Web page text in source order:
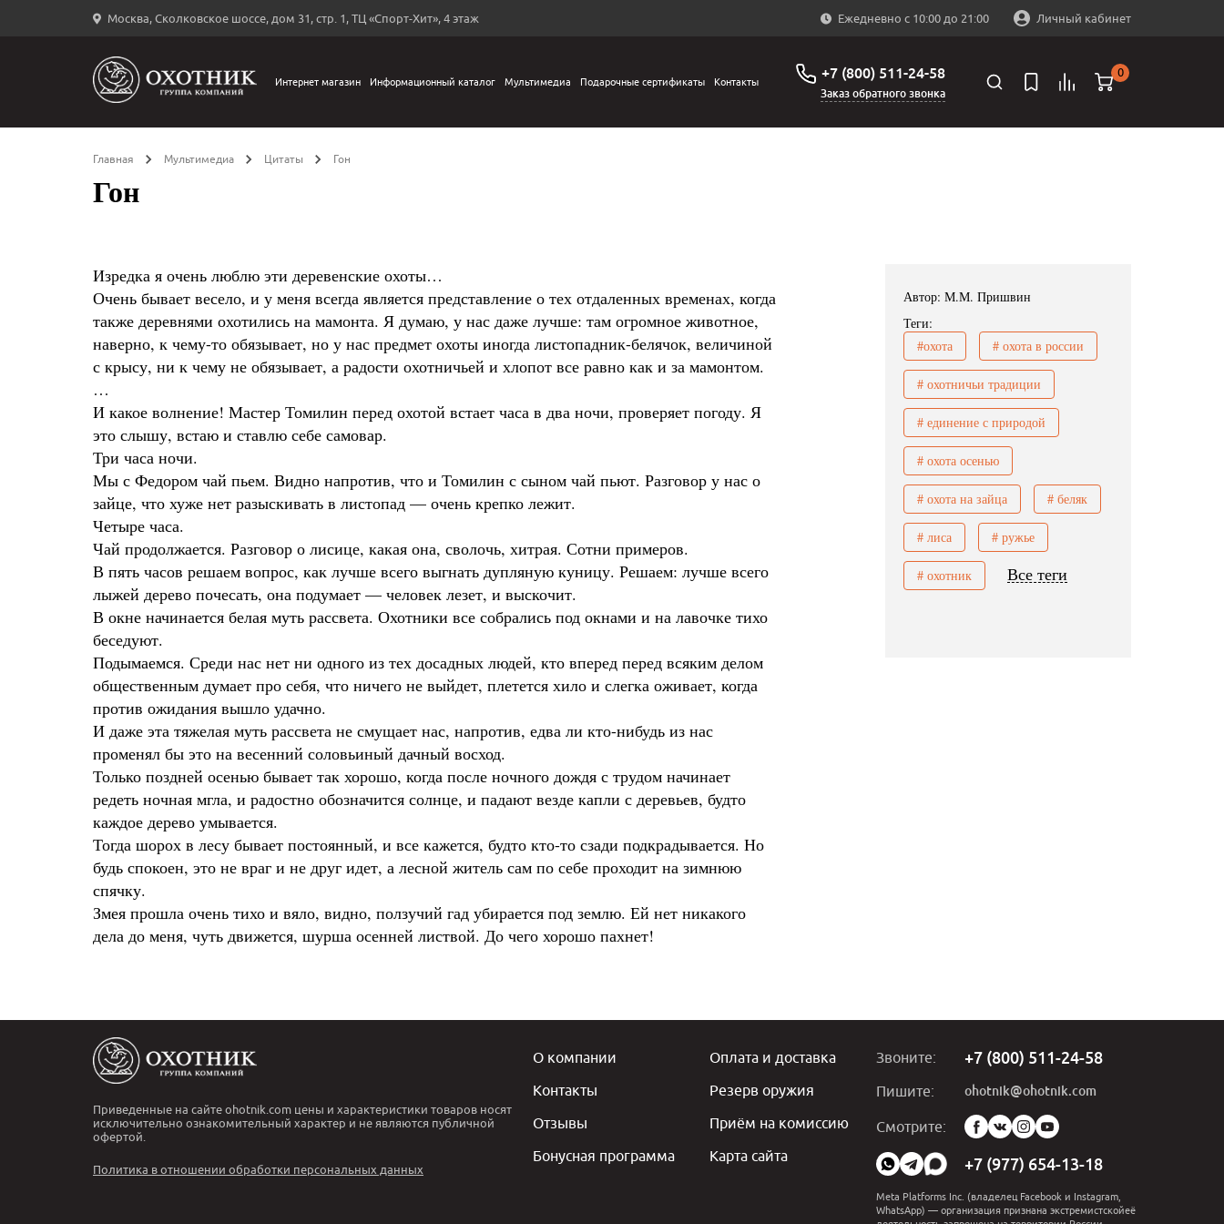
Москва, Сколковское шоссе, дом 31, стр. 1, ТЦ «Спорт-Хит», 4 этаж Ежедневно с 10:00 до 21:00 Личный кабинет
←
Интернет магазин Информационный каталог Мультимедиа Подарочные сертификаты Контакты +7 (800) 511-24-58
Заказ обратного звонка
0
Главная Мультимедиа Цитаты Гон
Гон
Изредка я очень люблю эти деревенские охоты…
Очень бывает весело, и у меня всегда является представление о тех отдаленных временах, когда
также деревнями охотились на мамонта. Я думаю, у нас даже лучше: там огромное животное,
наверно, к чему-то обязывает, но у нас предмет охоты иногда листопадник-белячок, величиной
с крысу, ни к чему не обязывает, а радости охотничьей и хлопот все равно как и за мамонтом.
…
И какое волнение! Мастер Томилин перед охотой встает часа в два ночи, проверяет погоду. Я
это слышу, встаю и ставлю себе самовар.
Три часа ночи.
Мы с Федором чай пьем. Видно напротив, что и Томилин с сыном чай пьют. Разговор у нас о
зайце, что хуже нет разыскивать в листопад — очень крепко лежит.
Четыре часа.
Чай продолжается. Разговор о лисице, какая она, сволочь, хитрая. Сотни примеров.
В пять часов решаем вопрос, как лучше всего выгнать дупляную куницу. Решаем: лучше всего
лыжей дерево почесать, она подумает — человек лезет, и выскочит.
В окне начинается белая муть рассвета. Охотники все собрались под окнами и на лавочке тихо
беседуют.
Подымаемся. Среди нас нет ни одного из тех досадных людей, кто вперед перед всяким делом
общественным думает про себя, что ничего не выйдет, плетется хило и слегка оживает, когда
против ожидания вышло удачно.
И даже эта тяжелая муть рассвета не смущает нас, напротив, едва ли кто-нибудь из нас
променял бы это на весенний соловьиный дачный восход.
Только поздней осенью бывает так хорошо, когда после ночного дождя с трудом начинает
редеть ночная мгла, и радостно обозначится солнце, и падают везде капли с деревьев, будто
каждое дерево умывается.
Тогда шорох в лесу бывает постоянный, и все кажется, будто кто-то сзади подкрадывается. Но
будь спокоен, это не враг и не друг идет, а лесной житель сам по себе проходит на зимнюю
спячку.
Змея прошла очень тихо и вяло, видно, ползучий гад убирается под землю. Ей нет никакого
дела до меня, чуть движется, шурша осенней листвой. До чего хорошо пахнет!
Автор: М.М. Пришвин
Теги:
#охота
# охота в россии
# охотничьи традиции
# единение с природой
# охота осенью
# охота на зайца # беляк
# лиса # ружье
# охотник Все теги
Приведенные на сайте ohotnik.com цены и характеристики товаров носят
исключительно ознакомительный характер и не являются публичной
офертой.
Политика в отношении обработки персональных данных
О компании
Контакты
Отзывы
Бонусная программа
Оплата и доставка
Резерв оружия
Приём на комиссию
Карта сайта
Звоните: +7 (800) 511-24-58
Пишите: ohotnik@ohotnik.com
Смотрите:
Мы
в
социальных
сетях:
+7 (977) 654-13-18
Meta Platforms Inc. (владелец Facebook и Instagram,
WhatsApp) — организация признана экстремистскойеё